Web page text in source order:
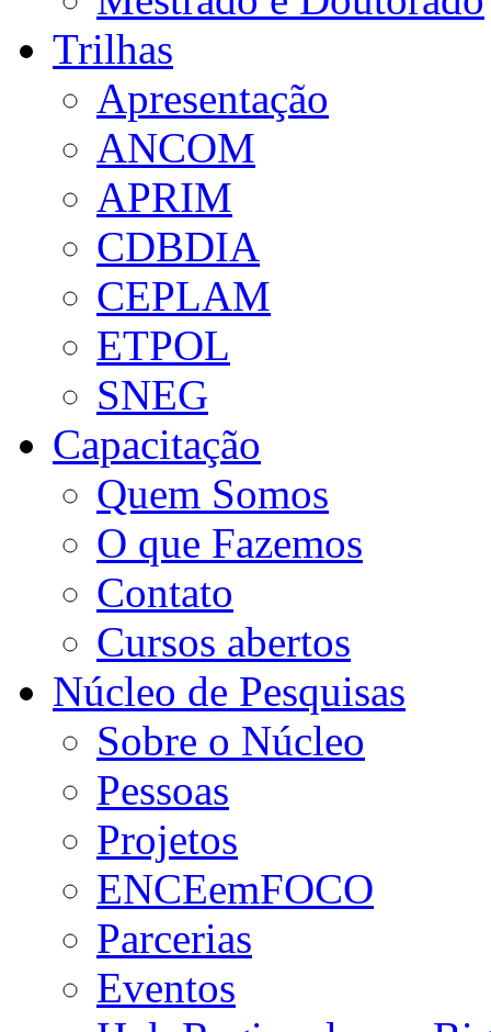
Trilhas
Apresentação
ANCOM
APRIM
CDBDIA
CEPLAM
ETPOL
SNEG
Capacitação
Quem Somos
O que Fazemos
Contato
Cursos abertos
Núcleo de Pesquisas
Sobre o Núcleo
Pessoas
Projetos
ENCEemFOCO
Parcerias
Eventos